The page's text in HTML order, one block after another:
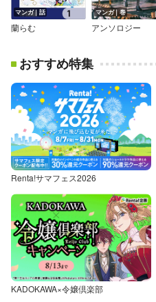
マンガ｜話
蘭らむ
マンガ｜巻
アンソロジー
おすすめ特集
Renta!サマフェス2026
KADOKAWA×令嬢倶楽部